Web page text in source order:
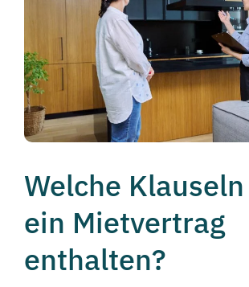
Welche
ein Mietvertrag
enthalten?